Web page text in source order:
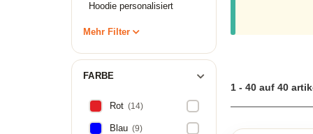
Hoodie personalisiert
Mehr Filter
FARBE
Rot (14)
Blau (9)
1 - 40 auf 40